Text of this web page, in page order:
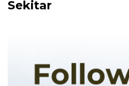
Sekitar